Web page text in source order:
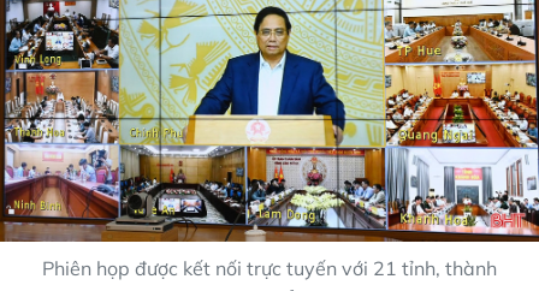
Phiên họp được kết nối trực tuyến với 21 tỉnh, thành